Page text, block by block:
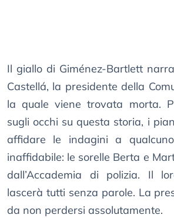
Il giallo di Giménez-Bartlett
Castellá, la presidente della
la quale viene trovata morta.
sugli occhi su questa storia, i
affidare le indagini a
inaffidabile: le sorelle Berta e
dall’Accademia di polizia. Il
lascerà tutti senza parole. La
da non perdersi assolutamente.